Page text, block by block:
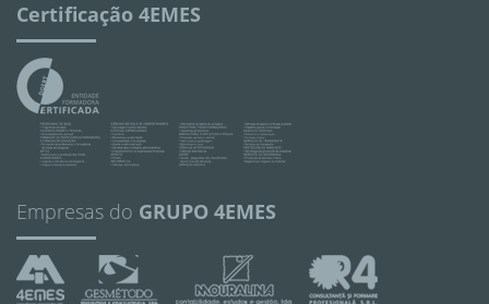
Certificação 4EMES
Empresas do GRUPO 4EMES